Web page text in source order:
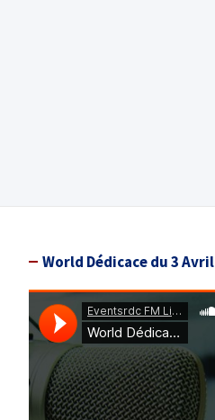
World Dédicace du 3 Avril